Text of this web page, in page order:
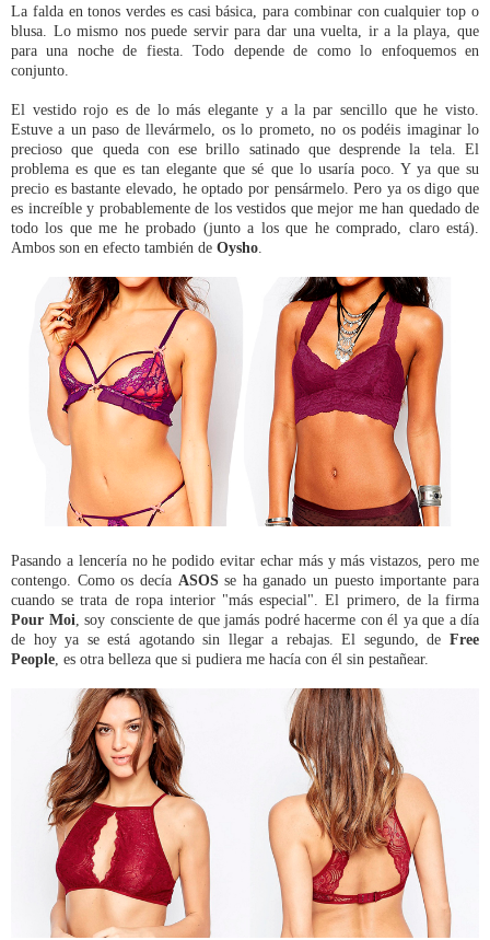
La falda en tonos verdes es casi básica, para combinar con cualquier top o
blusa. Lo mismo nos puede servir para dar una vuelta, ir a la playa, que
para una noche de fiesta. Todo depende de como lo enfoquemos en
conjunto.
El vestido rojo es de lo más elegante y a la par sencillo que he visto.
Estuve a un paso de llevármelo, os lo prometo, no os podéis imaginar lo
precioso que queda con ese brillo satinado que desprende la tela. El
problema es que es tan elegante que sé que lo usaría poco. Y ya que su
precio es bastante elevado, he optado por pensármelo. Pero ya os digo que
es increíble y probablemente de los vestidos que mejor me han quedado de
todo los que me he probado (junto a los que he comprado, claro está).
Ambos son en efecto también de Oysho
Pasando a lencería no he podido evitar echar más y más vistazos, pero me
contengo. Como os decía ASOSse ha ganado un puesto importante para
cuando se trata de ropa interior "más especial". El primero, de la firma
Pour Moi , soy consciente de que jamás podré hacerme con él ya que a día
de hoy ya se está agotando sin llegar a rebajas. El segundo, de Free
People , es otra belleza que si pudiera me hacía con él sin pestañear.